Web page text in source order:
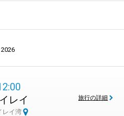
レイ
レイ湾
旅行の詳細